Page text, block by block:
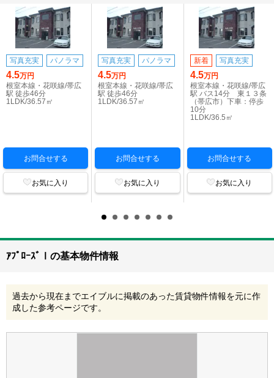
写真充実 パノラマ
4.5万円
根室本線・花咲線/帯広
駅 徒歩46分
1LDK/36.57㎡
お問合せする
お気に入り
写真充実 パノラマ
4.5万円
根室本線・花咲線/帯広
駅 徒歩46分
1LDK/36.57㎡
お問合せする
お気に入り
新着 写真充実
4.5万円
根室本線・花咲線/帯広
駅 バス14分 東１３条
（帯広市）下車：停歩
10分
1LDK/36.5㎡
お問合せする
お気に入り
ｱﾌﾟﾛｰｽﾞⅠの基本物件情報
過去から現在までエイブルに掲載のあった賃貸物件情報を元に作
成した参考ページです。